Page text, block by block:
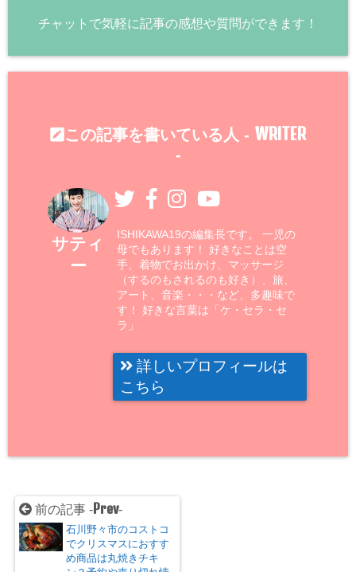
チャットで気軽に記事の感想や質問ができます！
この記事を書いている人 - WRITER
-
サティ
ー
ISHIKAWA19の編集長です。 一児の
母でもあります！ 好きなことは空
手、着物でお出かけ、マッサージ
（するのもされるのも好き）、旅、
アート、音楽・・・など、多趣味で
す！ 好きな言葉は「ケ・セラ・セ
ラ」
詳しいプロフィールは
こちら
前の記事 -Prev-
石川野々市のコストコ
でクリスマスにおすす
め商品は丸焼きチキ